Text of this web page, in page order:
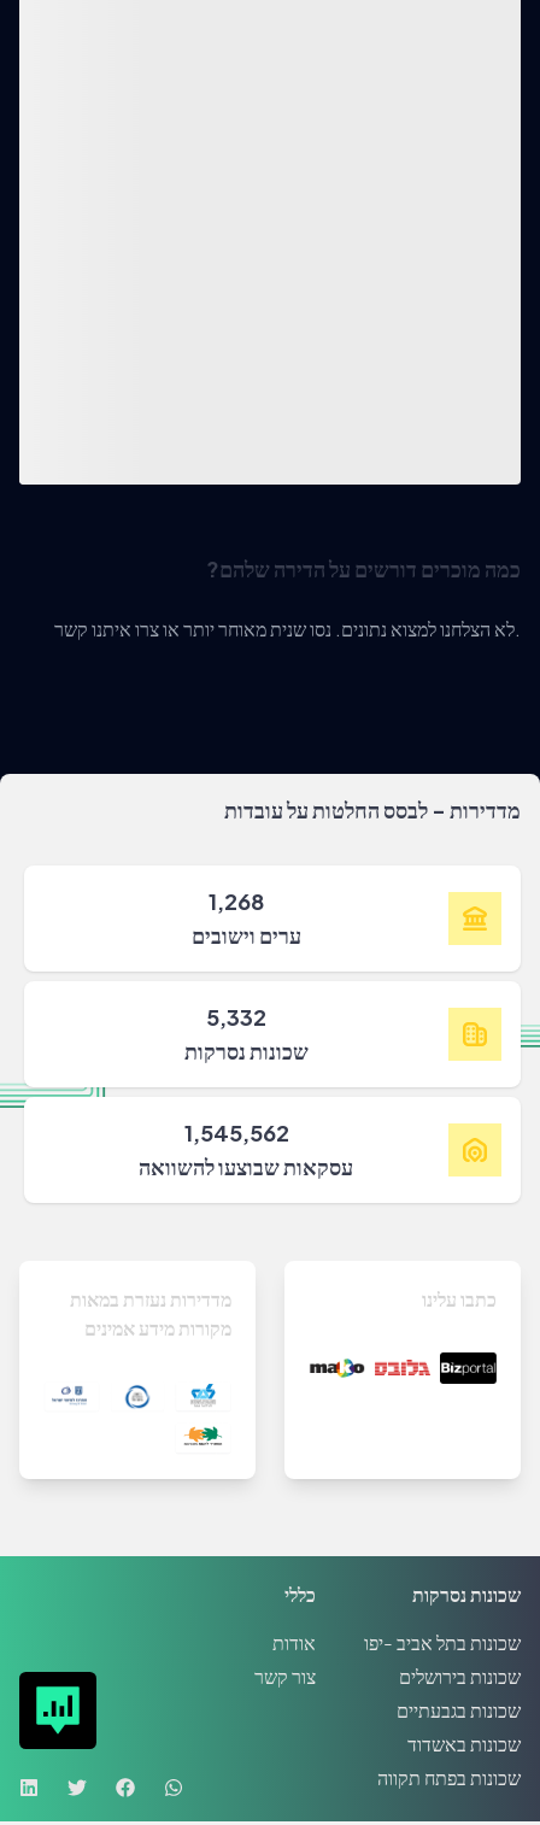
כמה מוכרים דורשים על הדירה שלהם?
לא הצלחנו למצוא נתונים. נסו שנית מאוחר יותר או צרו איתנו קשר.
מדדירות - לבסס החלטות על עובדות
1,268
ערים וישובים
5,332
שכונות נסרקות
1,545,562
עסקאות שבוצעו להשוואה
מדדירות נעזרת במאות
מקורות מידע אמינים
כתבו עלינו
כללי
אודות
צור קשר
שכונות נסרקות
שכונות בתל אביב -יפו
שכונות בירושלים
שכונות בגבעתיים
שכונות באשדוד
שכונות בפתח תקווה